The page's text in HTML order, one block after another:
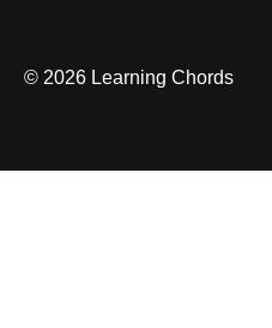
© 2026 Learning Chords